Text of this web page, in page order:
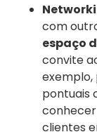
com
espaço
convite
exemplo,
pontuais
clientes